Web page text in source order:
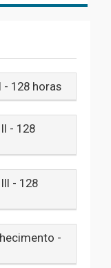
128 horas
- 128
- 128
-